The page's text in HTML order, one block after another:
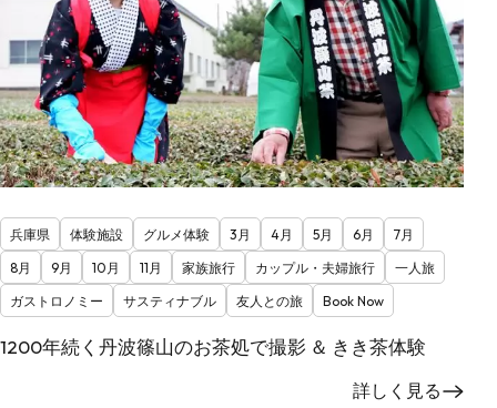
兵庫県 体験施設 グルメ体験 3月 4月 5月 6月
7月
8月
9月 10月 11月 家族旅行 カップル・夫婦旅行
一人旅
ガストロノミー
サスティナブル 友人との旅 Book Now
1200年続く丹波篠山のお茶処で撮影 ＆ きき茶体験
詳しく見る